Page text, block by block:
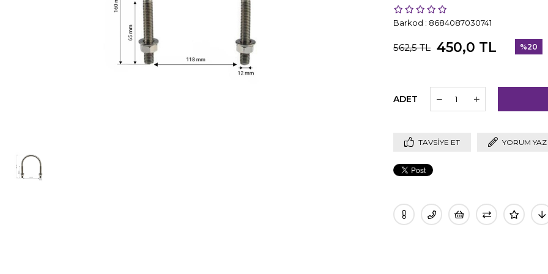
Barkod : 8684087030741
562,5 TL 450,0 TL %20
ADET
TAVSIYE ET YORUM YAZ